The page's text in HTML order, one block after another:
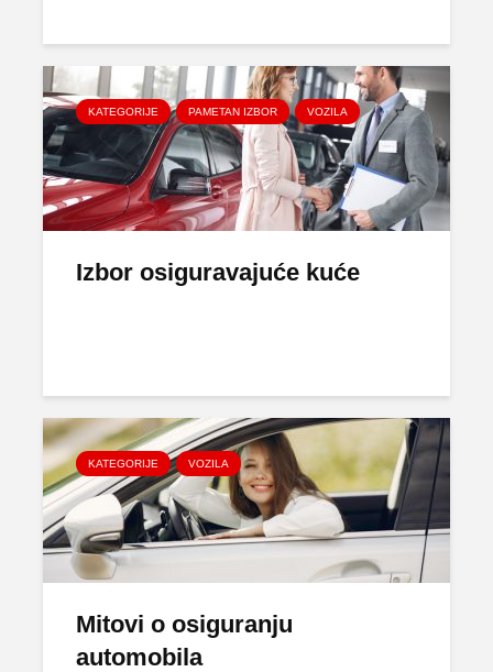
KATEGORIJE PAMETAN IZBOR VOZILA
Izbor osiguravajuće kuće
KATEGORIJE VOZILA
Mitovi o osiguranju
automobila